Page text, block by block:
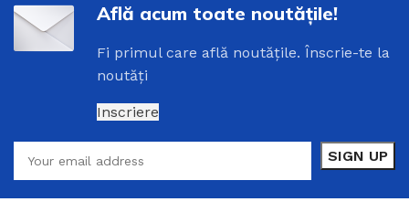
Află acum toate noutățile!
Fi primul care află noutățile. Înscrie-te la
noutăți
Inscriere